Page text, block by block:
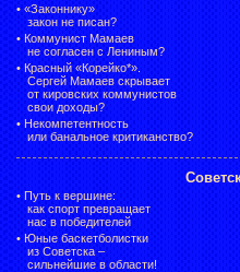
• «Законнику»
закон не писан?
• Коммунист Мамаев
не согласен с Лениным?
• Красный «Корейко*».
Сергей Мамаев скрывает
от кировских коммунистов
свои доходы?
• Некомпетентность
или банальное критиканство?
• Путь к вершине:
как спорт превращает
нас в победителей
• Юные баскетболистки
из Советска –
сильнейшие в области!